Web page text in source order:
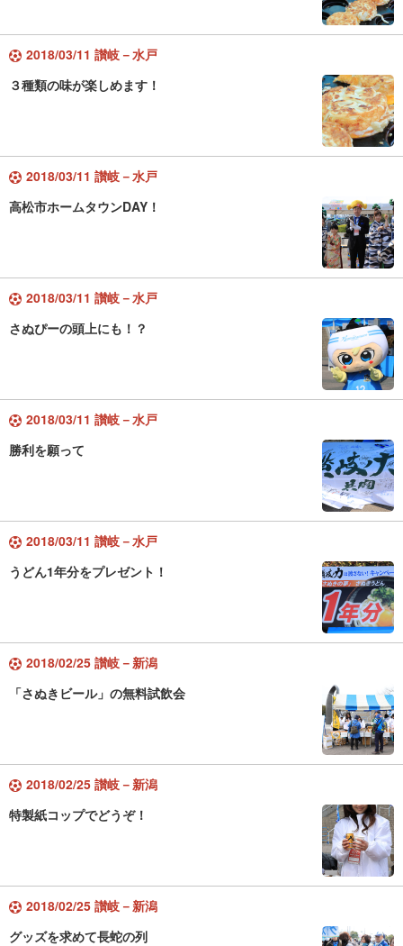
2018/03/11 讃岐－水戸
３種類の味が楽しめます！
2018/03/11 讃岐－水戸
高松市ホームタウンDAY！
2018/03/11 讃岐－水戸
さぬぴーの頭上にも！？
2018/03/11 讃岐－水戸
勝利を願って
2018/03/11 讃岐－水戸
うどん1年分をプレゼント！
2018/02/25 讃岐－新潟
「さぬきビール」の無料試飲会
2018/02/25 讃岐－新潟
特製紙コップでどうぞ！
2018/02/25 讃岐－新潟
グッズを求めて長蛇の列